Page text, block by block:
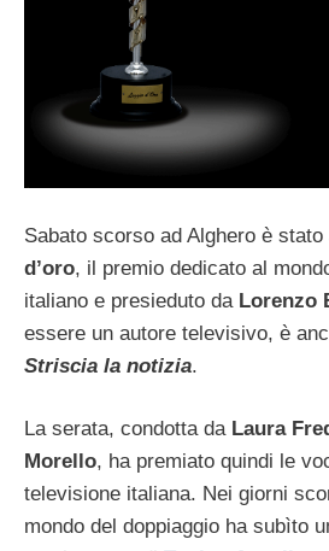
Sabato scorso ad Alghero è
d’oro, il premio dedicato al
italiano e presieduto da Lorenzo
essere un autore televisivo, è
Striscia la notizia.
La serata, condotta da Laura
Morello, ha premiato quindi le
televisione italiana. Nei giorni
mondo del doppiaggio ha subìto